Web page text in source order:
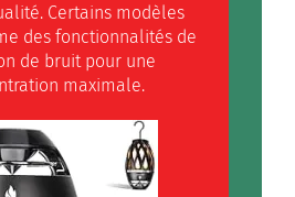
Certains modèles
des fonctionnalités de
de bruit pour une
maximale.